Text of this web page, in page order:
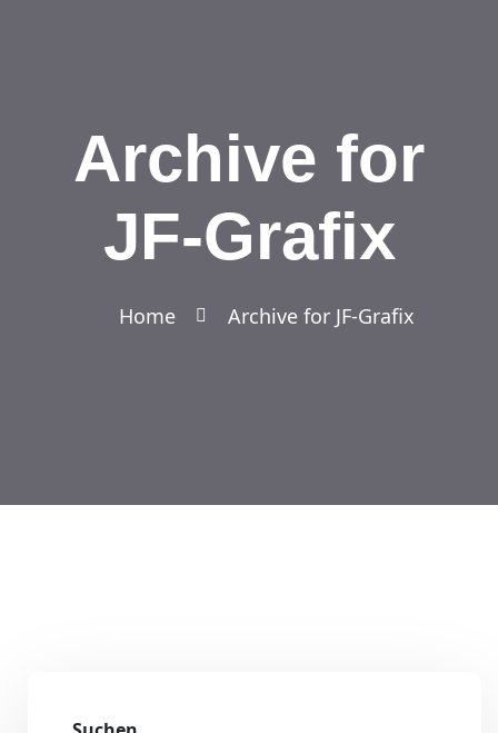
Archive for
JF-Grafix
Home Archive for JF-Grafix